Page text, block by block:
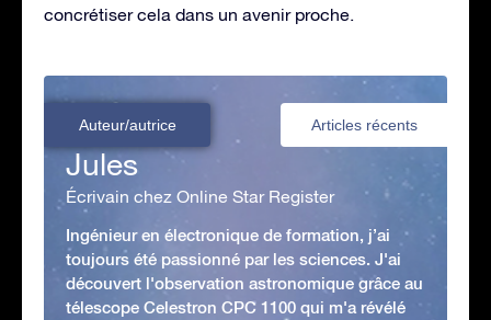
concrétiser cela dans un avenir proche.
Auteur/autrice Articles récents
Jules
Écrivain chez Online Star Register
Ingénieur en électronique de formation, j’ai
toujours été passionné par les sciences. J'ai
découvert l'observation astronomique grâce au
télescope Celestron CPC 1100 qui m'a révélé